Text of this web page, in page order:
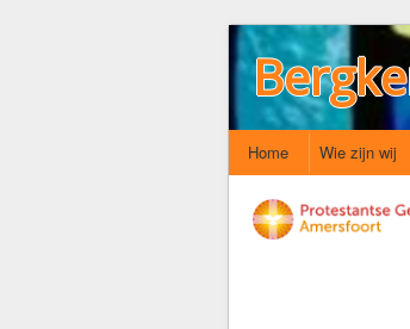
Home Wie zijn wij